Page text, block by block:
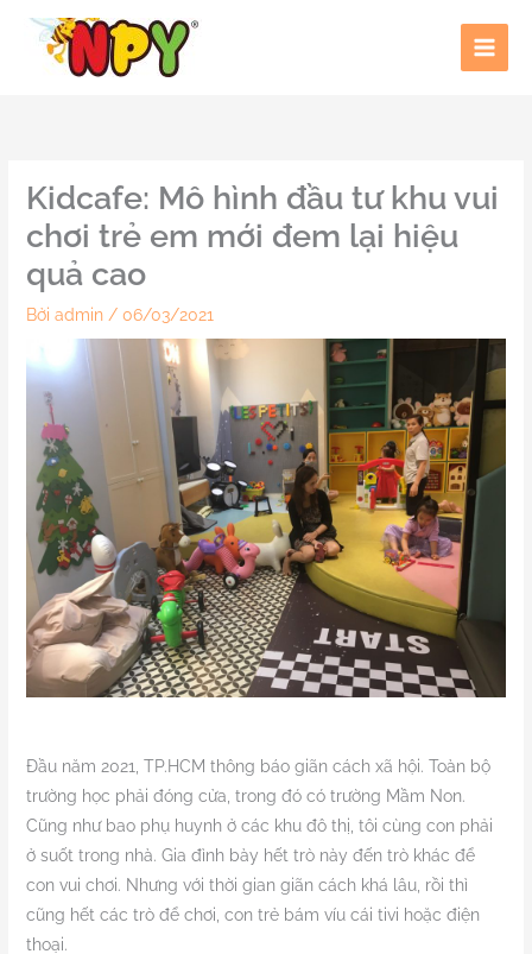
Kidcafe: Mô hình đầu tư khu vui
chơi trẻ em mới đem lại hiệu
quả cao
Bởiadmin /06/03/2021
Đầu năm 2021, TP.HCM thông báo giãn cách xã hội. Toàn bộ
trường học phải đóng cửa, trong đó có trường Mầm Non.
Cũng như bao phụ huynh ở các khu đô thị, tôi cùng con phải
ở suốt trong nhà. Gia đình bày hết trò này đến trò khác để
con vui chơi. Nhưng với thời gian giãn cách khá lâu, rồi thì
cũng hết các trò để chơi, con trẻ bám víu cái tivi hoặc điện
thoại.